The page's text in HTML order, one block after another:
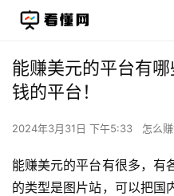
能赚美元的平台有
钱的平台！
2024年3月31日 下午5:33 怎么
能赚美元的平台有很多，有
的类型是图片站，可以把国